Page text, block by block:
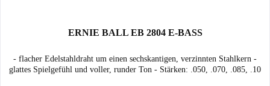
ERNIE BALL EB 2804 E-BASS
- flacher Edelstahldraht um einen sechskantigen, verzinnten Stahlkern -
glattes Spielgefühl und voller, runder Ton - Stärken: .050, .070, .085, .10